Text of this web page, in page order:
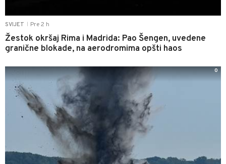
SVIJET Pre 2 h
Žestok okršaj Rima i Madrida: Pao Šengen, uvedene
granične blokade, na aerodromima opšti haos
0